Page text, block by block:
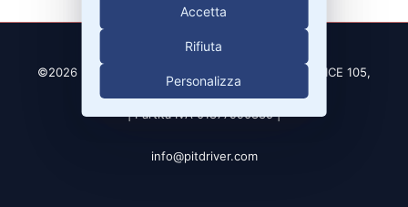
©2026 PitDriver | CROCO DEAL S.R.L. VIA DEL SALICE 105,
| Partita IVA 01877990885 |
info@pitdriver.com
Accetta
Rifiuta
Personalizza